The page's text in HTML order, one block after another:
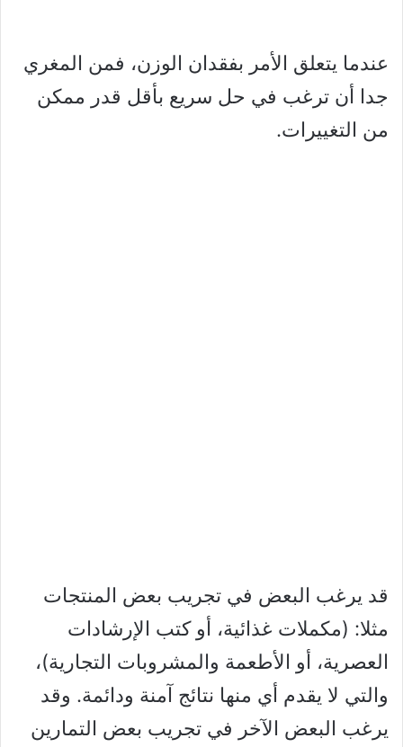
عندما يتعلق الأمر بفقدان الوزن، فمن المغري
جدا أن ترغب في حل سريع بأقل قدر ممكن
من التغييرات.
قد يرغب البعض في تجريب بعض المنتجات
مثلا: (مكملات غذائية، أو كتب الإرشادات
العصرية، أو الأطعمة والمشروبات التجارية)،
والتي لا يقدم أي منها نتائج آمنة ودائمة. وقد
يرغب البعض الآخر في تجريب بعض التمارين